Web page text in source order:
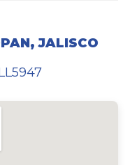
JALISCO